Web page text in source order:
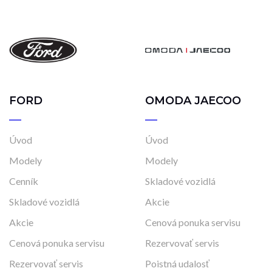
FORD
Úvod
Modely
Cenník
Skladové vozidlá
Akcie
Cenová ponuka servisu
Rezervovať servis
OMODA JAECOO
Úvod
Modely
Skladové vozidlá
Akcie
Cenová ponuka servisu
Rezervovať servis
Poistná udalosť